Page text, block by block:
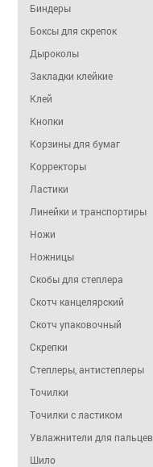
Биндеры
Боксы для скрепок
Дыроколы
Закладки клейкие
Клей
Кнопки
Корзины для бумаг
Корректоры
Ластики
Линейки и транспортиры
Ножи
Ножницы
Скобы для степлера
Скотч канцелярский
Скотч упаковочный
Скрепки
Степлеры, антистеплеры
Точилки
Точилки с ластиком
Увлажнители для пальцев
Шило